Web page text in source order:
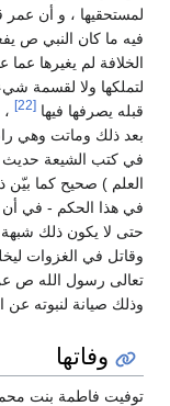
لمستحقيها ، و أن عمر
فيه ما كان النبي ص
الخلافة لم يغيرها
لتملكها ولا لقسمة
قبله يصرفها فيها [22]
بعد ذلك وماتت وهي
في كتب الشيعة حديث (إنّ
العلم ) صحيح كما بيّن
في هذا الحكم - في أن
حتى لا يكون ذلك شبهة
وقاتل في الغزوات
تعالى رسول الله ص
وذلك صيانة لنبوته عن
وفاتها
توفيت فاطمة بنت